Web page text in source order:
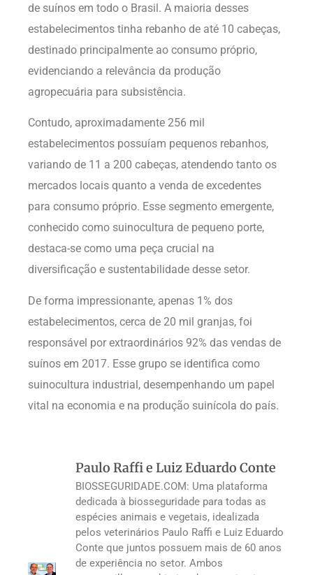
de suínos em todo o Brasil. A maioria desses
estabelecimentos tinha rebanho de até 10 cabeças,
destinado principalmente ao consumo próprio,
evidenciando a relevância da produção
agropecuária para subsistência.
Contudo, aproximadamente 256 mil
estabelecimentos possuíam pequenos rebanhos,
variando de 11 a 200 cabeças, atendendo tanto os
mercados locais quanto a venda de excedentes
para consumo próprio. Esse segmento emergente,
conhecido como suinocultura de pequeno porte,
destaca-se como uma peça crucial na
diversificação e sustentabilidade desse setor.
De forma impressionante, apenas 1% dos
estabelecimentos, cerca de 20 mil granjas, foi
responsável por extraordinários 92% das vendas de
suínos em 2017. Esse grupo se identifica como
suinocultura industrial, desempenhando um papel
vital na economia e na produção suinícola do país.
Paulo Raffi e Luiz Eduardo Conte
BIOSSEGURIDADE.COM: Uma plataforma
dedicada à biosseguridade para todas as
espécies animais e vegetais, idealizada
pelos veterinários Paulo Raffi e Luiz Eduardo
Conte que juntos possuem mais de 60 anos
de experiência no setor. Ambos